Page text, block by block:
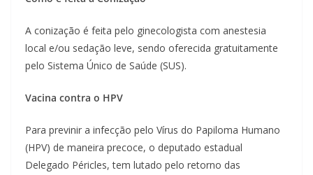
A conização é feita pelo ginecologista com anestesia
local e/ou sedação leve, sendo oferecida gratuitamente
pelo Sistema Único de Saúde (SUS).
Vacina contra o HPV
Para previnir a infecção pelo Vírus do Papiloma Humano
(HPV) de maneira precoce, o deputado estadual
Delegado Péricles, tem lutado pelo retorno das